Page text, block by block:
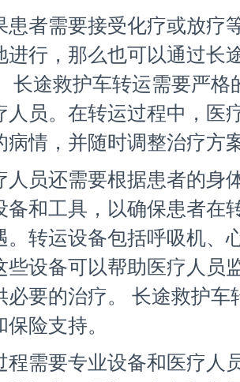
患者需要接受化疗或放疗
进行，那么也可以通过长
长途救护车转运需要严格
人员。在转运过程中，医
病情，并随时调整治疗方
人员还需要根据患者的身
备和工具，以确保患者在
。转运设备包括呼吸机、
些设备可以帮助医疗人员
必要的治疗。 长途救护车
险支持。
程需要专业设备和医疗人